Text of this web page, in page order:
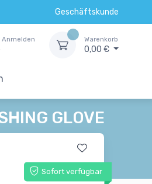
Geschäftskunde
Anmelden Warenkorb
0,00 €
GLOVE
Sofort verfügbar